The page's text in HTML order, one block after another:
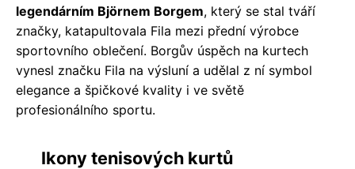
legendárním Björnem Borgem, který se stal tváří
značky, katapultovala Fila mezi přední výrobce
sportovního oblečení. Borgův úspěch na kurtech
vynesl značku Fila na výsluní a udělal z ní symbol
elegance a špičkové kvality i ve světě
profesionálního sportu.
Ikony tenisových kurtů